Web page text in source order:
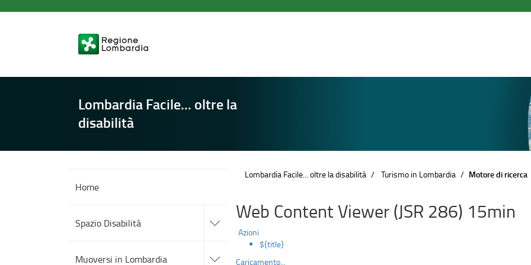
Motore
Lombardia Facile... oltre la
disabilità
Home
Spazio Disabilità alle
sotto
Muoversi in Lombardia
alle
Lombardia Facile... oltre la disabilità Turismo in Lombardia Motore di ricerca
Web Content Viewer (JSR 286) 15min
Azioni
${title}
Caricamento...